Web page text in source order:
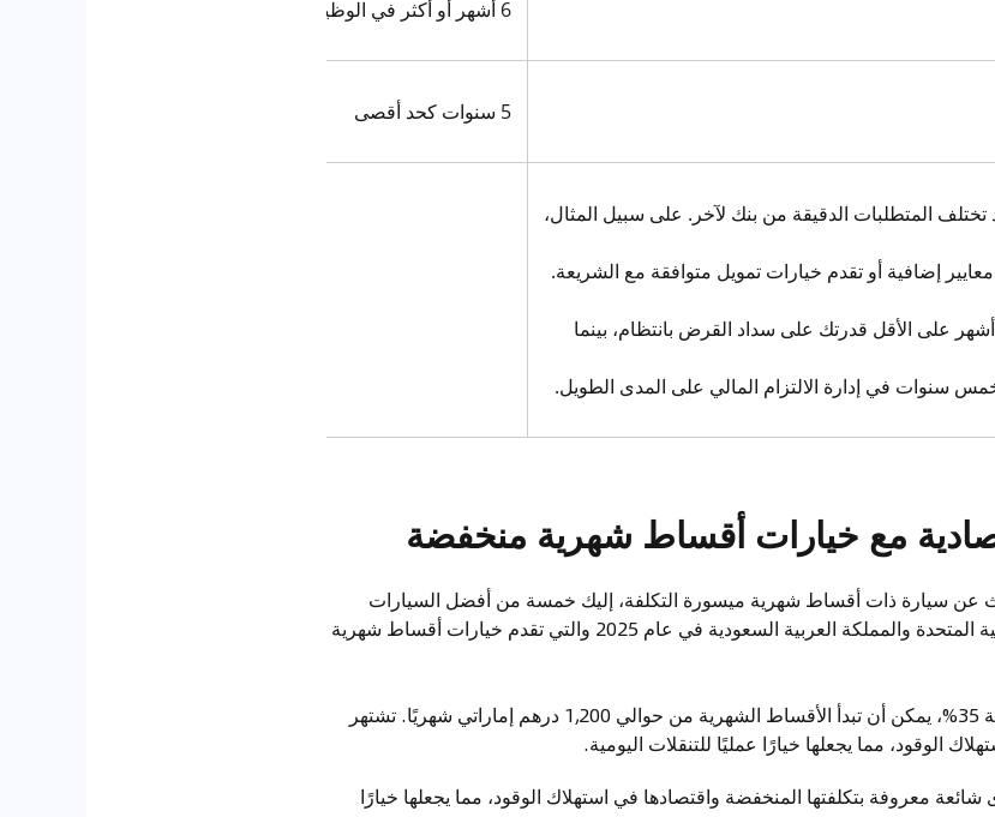
6 أشهر أو أكثر في الوظيفة الحالية
5 سنوات كحد أقصى
المتطلبات الدقيقة من بنك لآخر. على سبيل المثال،
إضافية أو تقدم خيارات تمويل متوافقة مع الشريعة.
على الأقل قدرتك على سداد القرض بانتظام، بينما
سنوات في إدارة الالتزام المالي على المدى الطويل.
عن سيارة ذات أقساط شهرية ميسورة التكلفة، إليك خمسة من أفضل السيارات
الاقتصادية المتوفرة في الإمارات العربية المتحدة والمملكة العربية السعودية في عام 2025 والتي تقدم خيارات أقساط شهرية
: مع دفعة أولى بنسبة 35%، يمكن أن تبدأ الأقساط الشهرية من حوالي 1,200 درهم إماراتي شهريًا. تشتهر
الوقود، مما يجعلها خيارًا عمليًا للتنقلات اليومية.
معروفة بتكلفتها المنخفضة واقتصادها في استهلاك الوقود، مما يجعلها خيارًا